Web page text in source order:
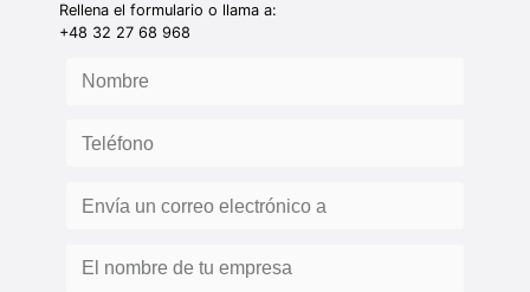
Rellena el formulario o llama a:
+48 32 27 68 968